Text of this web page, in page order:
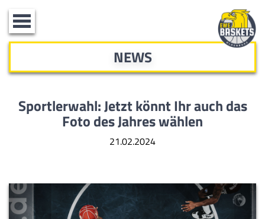
Toggle
navigation
NEWS
Sportlerwahl: Jetzt könnt Ihr auch das
Foto des Jahres wählen
21.02.2024